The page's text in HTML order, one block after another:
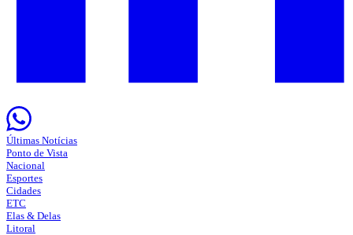
Últimas Notícias
Ponto de Vista
Nacional
Esportes
Cidades
ETC
Elas & Delas
Litoral